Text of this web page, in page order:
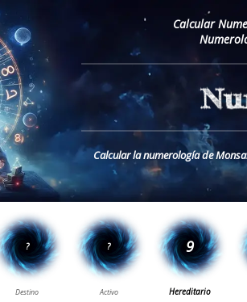
Calcular
Calcular la numerología de